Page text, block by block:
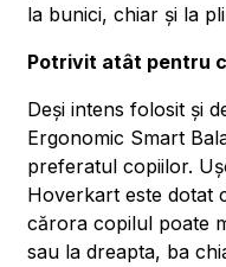
la bunici, chiar și la
Potrivit atât pentru
Deși intens folosit și
Ergonomic Smart
preferatul copiilor.
Hoverkart este dotat
cărora copilul poate
sau la dreapta, ba